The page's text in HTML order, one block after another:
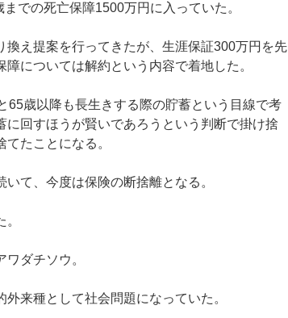
での死亡保障1500万円に入っていた。
換え提案を行ってきたが、生涯保証300万円を先
については解約という内容で着地した。
65歳以降も長生きする際の貯蓄という目線で考
に回すほうが賢いであろうという判断で掛け捨
たことになる。
て、今度は保険の断捨離となる。
ダチソウ。
来種として社会問題になっていた。